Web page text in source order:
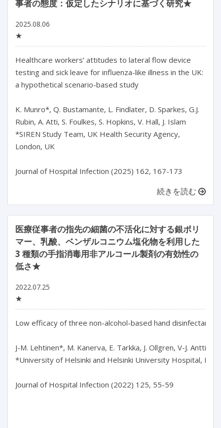
事者の態度：仮定したシナリオに基づく研究★
2025.08.06
★
Healthcare workers’ attitudes to lateral flow device
testing and sick leave for influenza-like illness in the UK:
a hypothetical scenario-based study
K. Munro*, Q. Bustamante, L. Findlater, D. Sparkes, G.J.
Rubin, A. Atti, S. Foulkes, S. Hopkins, V. Hall, J. Islam
*SIREN Study Team, UK Health Security Agency,
London, UK
続きを読む
医療従事者の指先の細菌の不活化に対する銀ポリ
マー、乳酸、ベンザルコニウム塩化物を利用した
3 種類の手指消毒用非アルコール製剤の有効性の
低さ★
2022.07.25
★
Low efficacy of three non-alcohol-based hand
J-M. Lehtinen*, M. Kanerva, E. Tarkka, J. Ollgren, V-J. Anttila
*University of Helsinki and Helsinki University Hospital,
Journal of Hospital Infection (2022) 125, 55-59